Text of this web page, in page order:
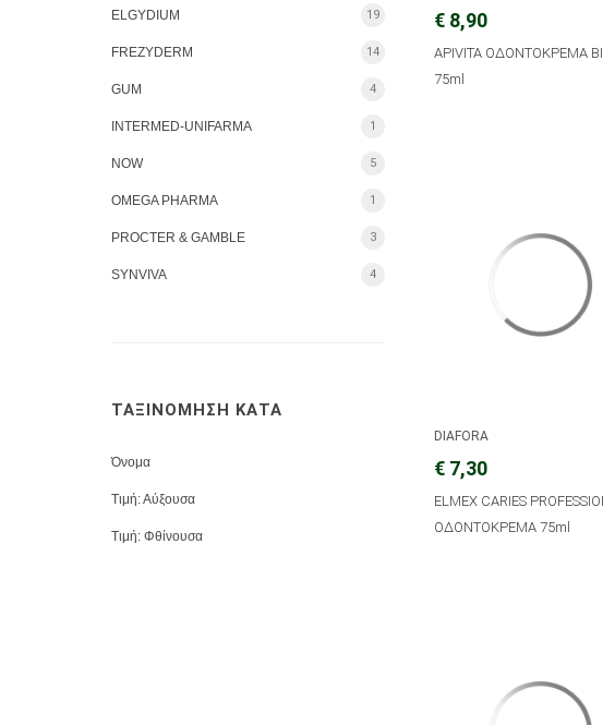
ELGYDIUM 19
FREZYDERM 14
GUM 4
INTERMED-UNIFARMA 1
NOW 5
OMEGA PHARMA 1
PROCTER & GAMBLE 3
SYNVIVA 4
ΤΑΞΙΝΟΜΗΣΗ ΚΑΤΑ
Όνομα
Τιμή: Αύξουσα
Τιμή: Φθίνουσα
€ 8,90
APIVITA ΟΔΟΝΤΟΚΡΕΜΑ
75ml
DIAFORA
€ 7,30
ELMEX CARIES
ΟΔΟΝΤΟΚΡΕΜΑ 75ml